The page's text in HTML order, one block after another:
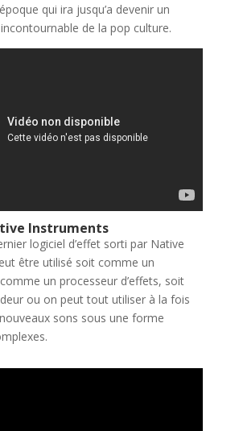
qui ira jusqu’a devenir un
de la pop culture.
Instruments
logiciel d’effet sorti par Native
être utilisé soit comme un
un processeur d’effets, soit
ou on peut tout utiliser à la fois
sons sous une forme